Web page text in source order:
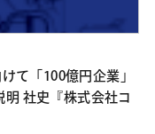
て「100億円企業」
社史『株式会社コ